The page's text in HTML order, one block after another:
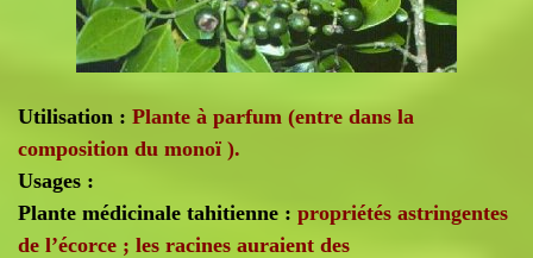
Utilisation : Plante à parfum (entre dans la
composition du monoï ).
Usages :
Plante médicinale tahitienne : propriétés astringentes
de l’écorce ; les racines auraient des